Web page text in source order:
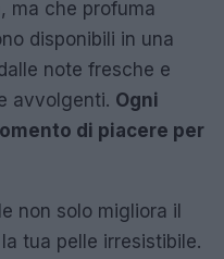
ma che profuma
disponibili in una
note fresche e
avvolgenti. Ogni
di piacere per
non solo migliora il
tua pelle irresistibile.